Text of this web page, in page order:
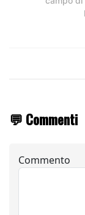
💬 Commenti